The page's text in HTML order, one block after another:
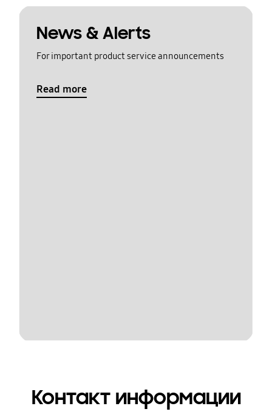
News & Alerts
For important product service announcements
Read more
Контакт информации